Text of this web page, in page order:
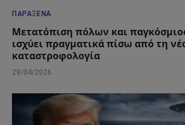
ΠΑΡΆΞΕΝΑ
Μετατόπιση πόλων και
ισχύει πραγματικά πίσω από τη
καταστροφολογία
29/04/2026